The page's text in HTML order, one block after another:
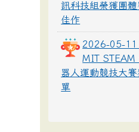
訊科技組榮獲團體
佳作
2026-05-
MIT STEAM
器人運動競技大賽
單